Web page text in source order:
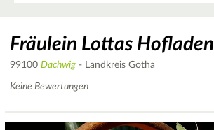
Fräulein Lottas Hofladen
99100 Dachwig - Landkreis Gotha
Keine Bewertungen